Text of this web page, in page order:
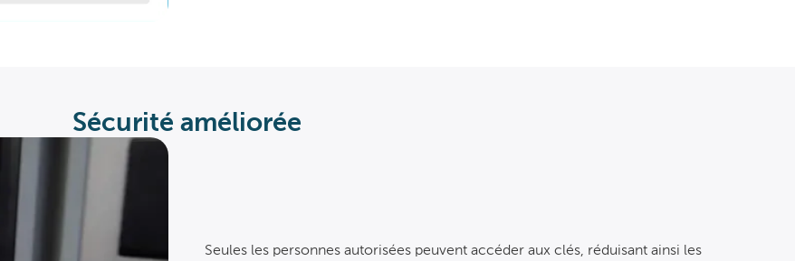
Sécurité améliorée
Seules les personnes autorisées peuvent accéder aux clés, réduisant ainsi les